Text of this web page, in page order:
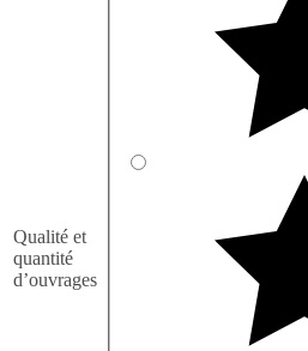
Qualité et
quantité
d’ouvrages